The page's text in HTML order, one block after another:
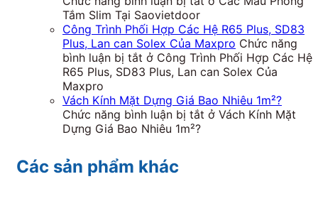
Tắm Slim Tại Saovietdoor
Công Trình Phối Hợp Các Hệ R65 Plus, SD83
Plus, Lan can Solex Của Maxpro Chức năng
bình luận bị tắt ở Công Trình Phối Hợp Các Hệ
R65 Plus, SD83 Plus, Lan can Solex Của
Maxpro
Vách Kính Mặt Dựng Giá Bao Nhiêu 1m²?
Chức năng bình luận bị tắt ở Vách Kính Mặt
Dựng Giá Bao Nhiêu 1m²?
Các sản phẩm khác